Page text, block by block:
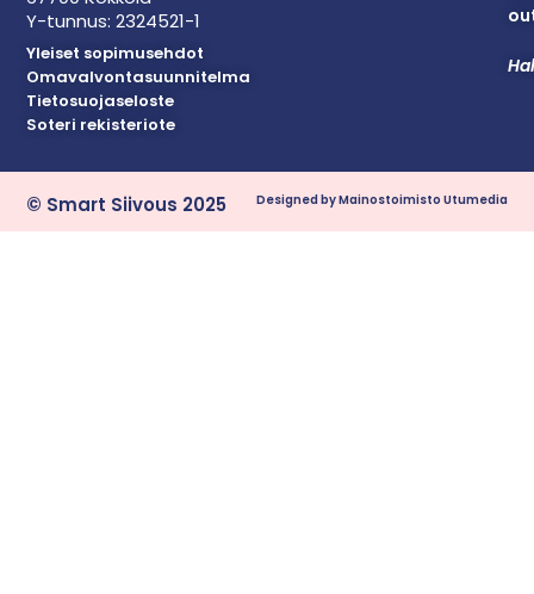
Y-tunnus: 2324521-1
Yleiset sopimusehdot
Omavalvontasuunnitelma
Tietosuojaseloste
Soteri rekisteriote
© Smart Siivous 2025 Designed by Mainostoimisto Utumedia